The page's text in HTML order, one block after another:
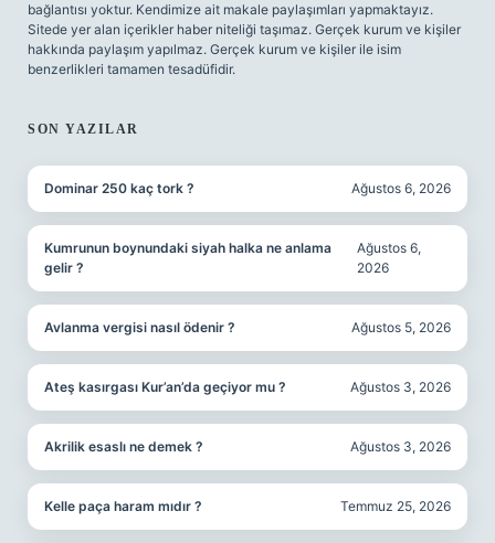
bağlantısı yoktur. Kendimize ait makale paylaşımları yapmaktayız.
Sitede yer alan içerikler haber niteliği taşımaz. Gerçek kurum ve kişiler
hakkında paylaşım yapılmaz. Gerçek kurum ve kişiler ile isim
benzerlikleri tamamen tesadüfidir.
SON YAZILAR
Dominar 250 kaç tork ? Ağustos 6, 2026
Kumrunun boynundaki siyah halka ne anlama
gelir ?
Ağustos 6,
2026
Avlanma vergisi nasıl ödenir ? Ağustos 5, 2026
Ateş kasırgası Kur’an’da geçiyor mu ? Ağustos 3, 2026
Akrilik esaslı ne demek ? Ağustos 3, 2026
Kelle paça haram mıdır ? Temmuz 25, 2026